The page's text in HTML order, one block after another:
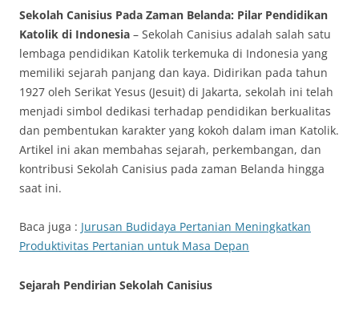
Sekolah Canisius Pada Zaman Belanda: Pilar Pendidikan
Katolik di Indonesia – Sekolah Canisius adalah salah satu
lembaga pendidikan Katolik terkemuka di Indonesia yang
memiliki sejarah panjang dan kaya. Didirikan pada tahun
1927 oleh Serikat Yesus (Jesuit) di Jakarta, sekolah ini telah
menjadi simbol dedikasi terhadap pendidikan berkualitas
dan pembentukan karakter yang kokoh dalam iman Katolik.
Artikel ini akan membahas sejarah, perkembangan, dan
kontribusi Sekolah Canisius pada zaman Belanda hingga
saat ini.
Baca juga : Jurusan Budidaya Pertanian Meningkatkan
Produktivitas Pertanian untuk Masa Depan
Sejarah Pendirian Sekolah Canisius